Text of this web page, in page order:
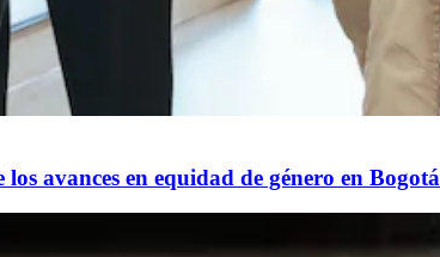
avances en equidad de género en Bogotá